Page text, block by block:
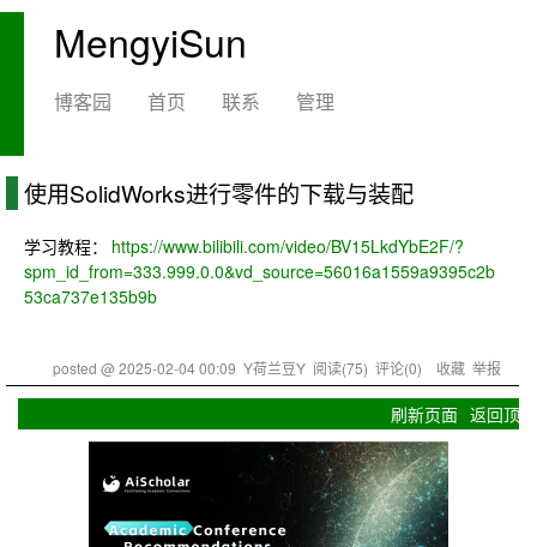
MengyiSun
博客园 首页 联系 管理
使用SolidWorks进行零件的下载与装配
学习教程：
https://www.bilibili.com/video/BV15LkdYbE2F/?
spm_id_from=333.999.0.0&vd_source=56016a1559a9395c2b
53ca737e135b9b
posted @2025-02-04 00:09 Y荷兰豆Y 阅读(75) 评论(0) 收藏 举报
刷新页面 返回顶部